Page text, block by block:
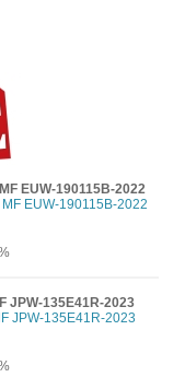
EUW-190115B-2022
JPW-135E41R-2023